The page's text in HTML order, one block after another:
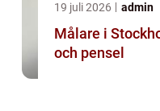
19 juli 2026 admin
Målare i
och pensel